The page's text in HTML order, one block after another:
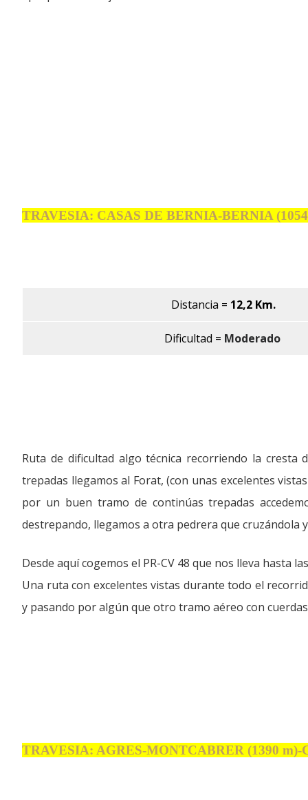
TRAVESIA: CASAS DE BERNIA-BERNIA
Distancia = 12,2 Km.
Dificultad = Moderado
Ruta de dificultad algo técnica recorriendo la
trepadas llegamos al Forat, (con unas excelentes
por un buen tramo de continúas trepadas
destrepando, llegamos a otra pedrera que cruzándola
Desde aquí cogemos el PR-CV 48 que nos lleva hasta
Una ruta con excelentes vistas durante todo el
y pasando por algún que otro tramo aéreo con
TRAVESIA: AGRES-MONTCABRER (1390